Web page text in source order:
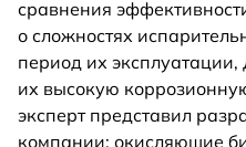
сравнения
о сложностях
период их
их высокую
эксперт представил
компании: окисляющие